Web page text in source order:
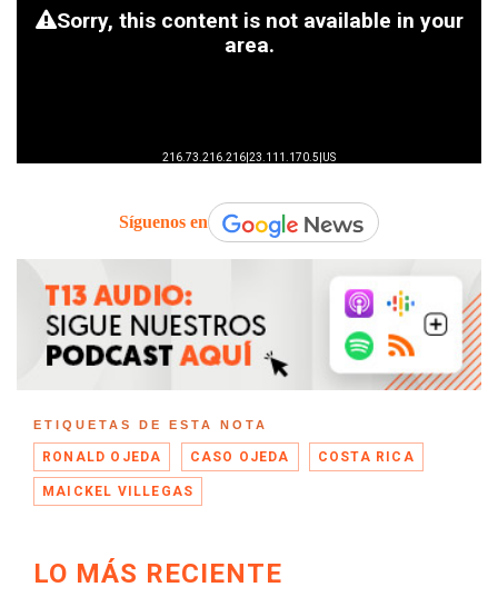
Síguenos en
ETIQUETAS DE ESTA NOTA
RONALD OJEDA CASO OJEDA COSTA RICA
MAICKEL VILLEGAS
LO MÁS RECIENTE